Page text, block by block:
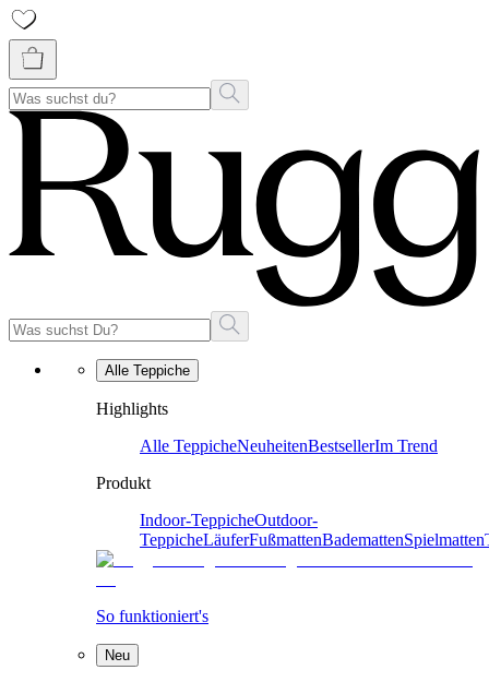
Alle Teppiche
Highlights
Alle TeppicheNeuheitenBestsellerIm Trend
Produkt
Indoor-TeppicheOutdoor-
TeppicheLäuferFußmattenBademattenSpielmatten
So funktioniert's
Neu